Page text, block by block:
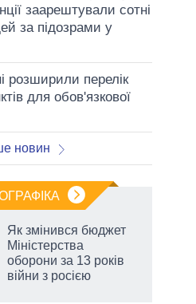
заарештували сотні
за підозрами у
розширили перелік
для обов'язкової
новин
Як змінився бюджет
Міністерства
оборони за 13 років
війни з росією